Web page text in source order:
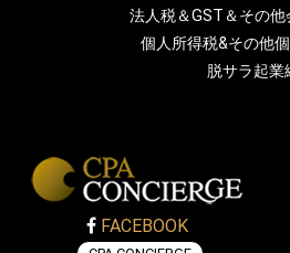
法人税＆GST＆その
個人所得税&その他
脱サラ起業
FACEBOOK